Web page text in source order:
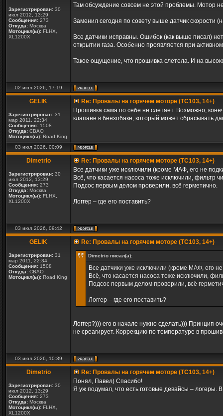
Зарегистрирован: 30
июл 2012, 13:29
Сообщения: 273
Откуда: Москва
Мотоцикл(ы): FLHX,
XL1200X
Там обсуждение совсем не этой проблемы. Мотор
Заменил сегодня по совету выше датчик скорости
Все датчики исправны. Ошибок (как выше писал)
открытии газа. Особенно проявляется при
Такое ощущение, что прошивка слетела. И на
02 июл 2026, 17:19
GELIK
Зарегистрирован: 31
мар 2011, 22:34
Сообщения: 1508
Откуда: СВАО
Мотоцикл(ы): Road King
Re: Провалы на горячем моторе (TC103, 14+)
Прошивка сама по себе не слетает. Возможно,
клапане в бензобаке, который может сбрасывать
03 июл 2026, 00:09
Dimetrio
Зарегистрирован: 30
июл 2012, 13:29
Сообщения: 273
Откуда: Москва
Мотоцикл(ы): FLHX,
XL1200X
Re: Провалы на горячем моторе (TC103, 14+)
Все датчики уже исключили (кроме МАФ, его не
Всё, что касается насоса тоже исключили, фильтр
Подсос первым делом проверили, всё герметично.
Логгер – где его поставить?
03 июл 2026, 09:42
GELIK
Зарегистрирован: 31
мар 2011, 22:34
Сообщения: 1508
Откуда: СВАО
Мотоцикл(ы): Road King
Re: Провалы на горячем моторе (TC103, 14+)
Dimetrio писал(а):
Все датчики уже исключили (кроме МАФ, его
Всё, что касается насоса тоже исключили,
Подсос первым делом проверили, всё
Логгер – где его поставить?
Логгер?))) его в начале нужно сделать))) Принцип
не среагирует. Коррекцию по температуре в
03 июл 2026, 10:39
Dimetrio
Зарегистрирован: 30
июл 2012, 13:29
Сообщения: 273
Откуда: Москва
Мотоцикл(ы): FLHX,
XL1200X
Re: Провалы на горячем моторе (TC103, 14+)
Понял, Павел) Спасибо!
Я уж подумал, что есть готовые девайсы – логеры.